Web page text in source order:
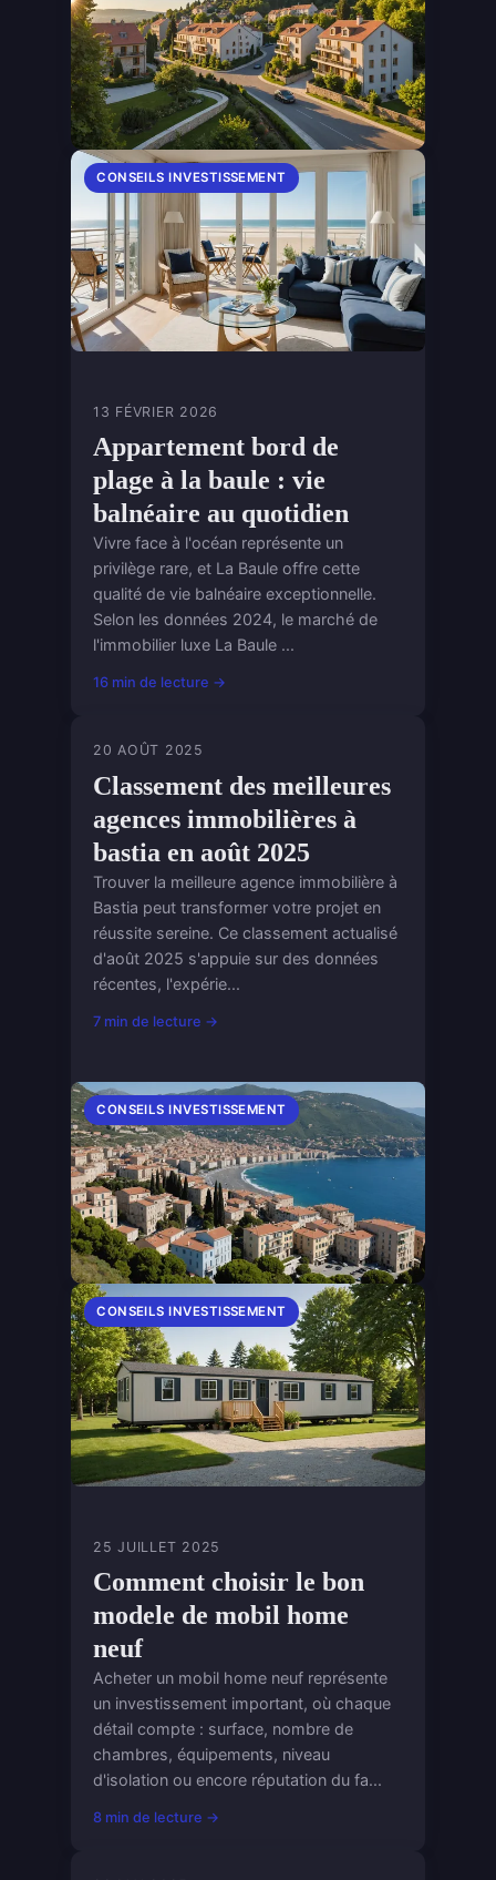
CONSEILS INVESTISSEMENT
13 FÉVRIER 2026
Appartement bord de
plage à la baule : vie
balnéaire au quotidien
Vivre face à l'océan représente un
privilège rare, et La Baule offre cette
qualité de vie balnéaire exceptionnelle.
Selon les données 2024, le marché de
l'immobilier luxe La Baule ...
16 min de lecture →
CONSEILS INVESTISSEMENT
20 AOÛT 2025
Classement des meilleures
agences immobilières à
bastia en août 2025
Trouver la meilleure agence immobilière à
Bastia peut transformer votre projet en
réussite sereine. Ce classement actualisé
d'août 2025 s'appuie sur des données
récentes, l'expérie...
7 min de lecture →
CONSEILS INVESTISSEMENT
25 JUILLET 2025
Comment choisir le bon
modele de mobil home
neuf
Acheter un mobil home neuf représente
un investissement important, où chaque
détail compte : surface, nombre de
chambres, équipements, niveau
d'isolation ou encore réputation du fa...
8 min de lecture →